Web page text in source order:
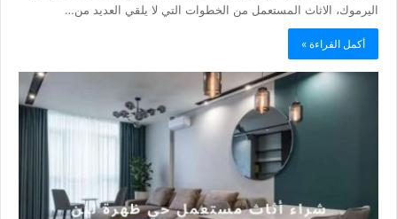
اليرموك، الاثاث المستعمل من الخطوات التي لا يلقي العديد من…
أكمل القراءة »